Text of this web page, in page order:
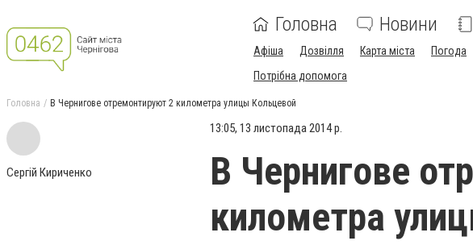
Головна Новини
Афіша Дозвілля Карта міста Погода
Потрібна допомога
Головна В Чернигове отремонтируют 2 километра улицы Кольцевой
Сергій Кириченко
13:05, 13 листопада 2014 р.
В Чернигове
километра